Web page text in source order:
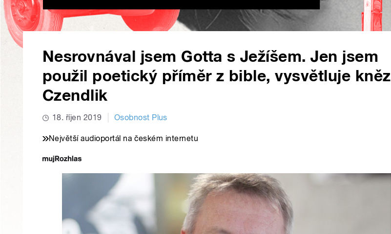
Nesrovnával jsem Gotta s Ježíšem. Jen jsem
použil poetický příměr z bible, vysvětluje kněz
Czendlik
18. říjen 2019 Osobnost Plus
Největší audioportál na českém internetu